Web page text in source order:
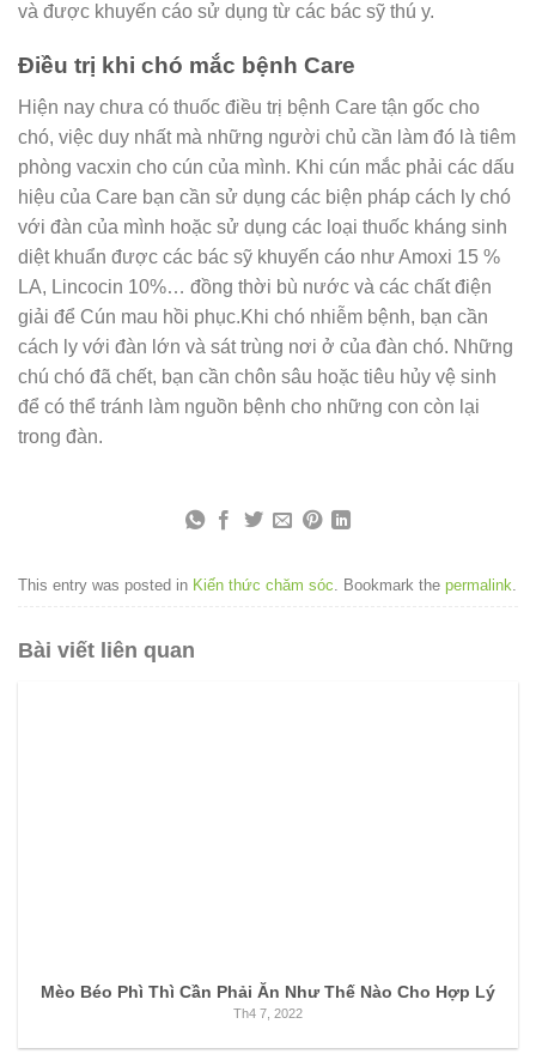
và được khuyến cáo sử dụng từ các bác sỹ thú y.
Điều trị khi chó mắc bệnh Care
Hiện nay chưa có thuốc điều trị bệnh Care tận gốc cho
chó, việc duy nhất mà những người chủ cần làm đó là tiêm
phòng vacxin cho cún của mình. Khi cún mắc phải các dấu
hiệu của Care bạn cần sử dụng các biện pháp cách ly chó
với đàn của mình hoặc sử dụng các loại thuốc kháng sinh
diệt khuẩn được các bác sỹ khuyến cáo như Amoxi 15 %
LA, Lincocin 10%… đồng thời bù nước và các chất điện
giải để Cún mau hồi phục.Khi chó nhiễm bệnh, bạn cần
cách ly với đàn lớn và sát trùng nơi ở của đàn chó. Những
chú chó đã chết, bạn cần chôn sâu hoặc tiêu hủy vệ sinh
để có thể tránh làm nguồn bệnh cho những con còn lại
trong đàn.
This entry was posted in Kiến thức chăm sóc . Bookmark the permalink
Bài viết liên quan
Mèo Béo Phì Thì Cần Phải Ăn Như Thế Nào Cho Hợp Lý
Th4 7, 2022